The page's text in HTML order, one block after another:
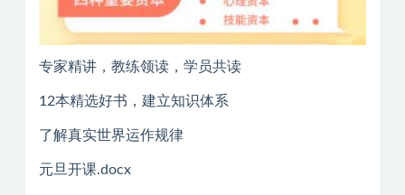
专家精讲，教练领读，学员共读
12本精选好书，建立知识体系
了解真实世界运作规律
元旦开课.docx